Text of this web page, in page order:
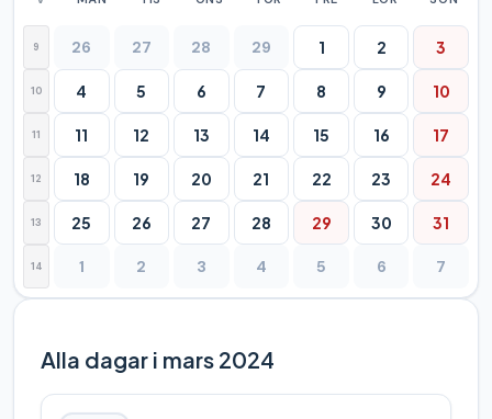
9 26 27 28 29 1 2 3
10 4 5 6 7 8 9 10
11 11 12 13 14 15 16 17
12 18 19 20 21 22 23 24
13 25 26 27 28 29 30 31
14 1 2 3 4 5 6 7
Alla dagar i mars 2024